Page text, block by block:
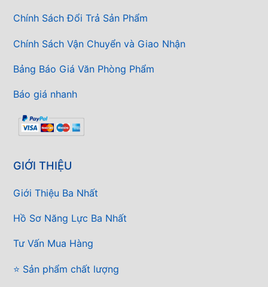
Chính Sách Đổi Trả Sản Phẩm
Chính Sách Vận Chuyển và Giao Nhận
Bảng Báo Giá Văn Phòng Phẩm
Báo giá nhanh
GIỚI THIỆU
Giới Thiệu Ba Nhất
Hồ Sơ Năng Lực Ba Nhất
Tư Vấn Mua Hàng
⭐ Sản phẩm chất lượng